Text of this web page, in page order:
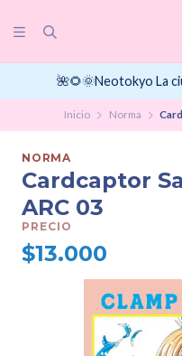
🌺🌻🌞Neotokyo La
Inicio Norma
NORMA
Cardcaptor
ARC 03
PRECIO
$13.000